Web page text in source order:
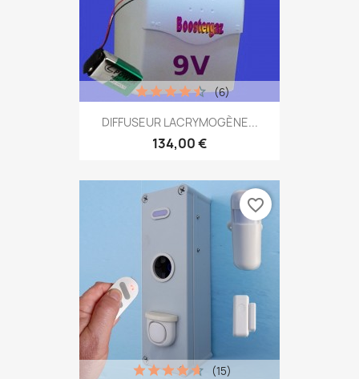
DIFFUSEUR LACRYMOGÈNE...
134,00 €
(6)
(15)
favorite_border